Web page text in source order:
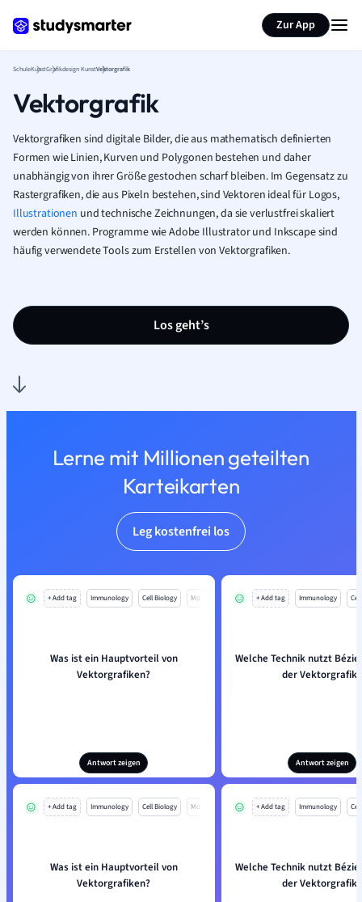
Zur App
SchuleKunstGrafikdesign KunstVektorgrafik
Vektorgrafik
Vektorgrafiken sind digitale Bilder, die aus mathematisch definierten
Formen wie Linien, Kurven und Polygonen bestehen und daher
unabhängig von ihrer Größe gestochen scharf bleiben. Im Gegensatz zu
Rastergrafiken, die aus Pixeln bestehen, sind Vektoren ideal für Logos,
Illustrationen und technische Zeichnungen, da sie verlustfrei skaliert
werden können. Programme wie Adobe Illustrator und Inkscape sind
häufig verwendete Tools zum Erstellen von Vektorgrafiken.
Los geht’s
Lerne mit Millionen geteilten
Karteikarten
Leg kostenfrei los
+ Add tag Immunology Cell Biology Mo
Was ist ein Hauptvorteil von
Vektorgrafiken?
Antwort zeigen
+ Add tag Immunology
Welche Technik nutzt
der Vektorgrafik?
Antwort zeigen
+ Add tag Immunology Cell Biology Mo
Was ist ein Hauptvorteil von
Vektorgrafiken?
+ Add tag Immunology
Welche Technik nutzt
der Vektorgrafik?
Seite zusammenfassen